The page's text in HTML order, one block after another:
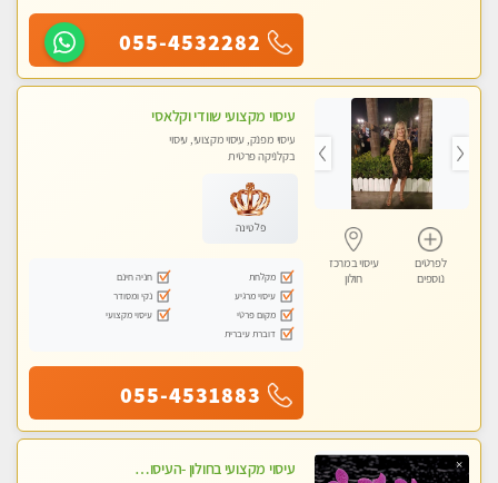
055-4532282
לפרטים
נוספים
עיסוי במרכז
חולון
עיסוי מקצועי שוודי וקלאסי
עיסוי מפנק, עיסוי מקצועי, עיסוי
בקלניקה פרטית
פלטינה
מקלחת
חניה חינם
עיסוי מרגיע
נקי ומסודר
מקום פרטי
עיסוי מקצועי
דוברת עיברית
055-4531883
עיסוי מקצועי בחולון -העיסוי הכי טוב בעיר אצלי רוצה לבוא ? תתקשר